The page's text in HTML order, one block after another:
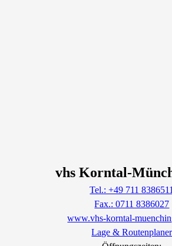
vhs Korntal-
Tel.: +49 711 8386511
Fax.: 0711 8386027
www.vhs-korntal-
Lage & Routenplaner